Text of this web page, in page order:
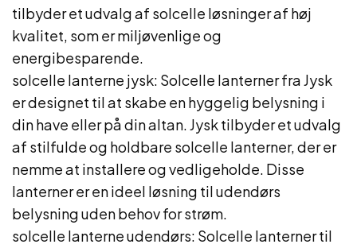
tilbyder et udvalg af solcelle løsninger af høj
kvalitet, som er miljøvenlige og
energibesparende.
solcelle lanterne jysk: Solcelle lanterner fra Jysk
er designet til at skabe en hyggelig belysning i
din have eller på din altan. Jysk tilbyder et udvalg
af stilfulde og holdbare solcelle lanterner, der er
nemme at installere og vedligeholde. Disse
lanterner er en ideel løsning til udendørs
belysning uden behov for strøm.
solcelle lanterne udendørs: Solcelle lanterner til